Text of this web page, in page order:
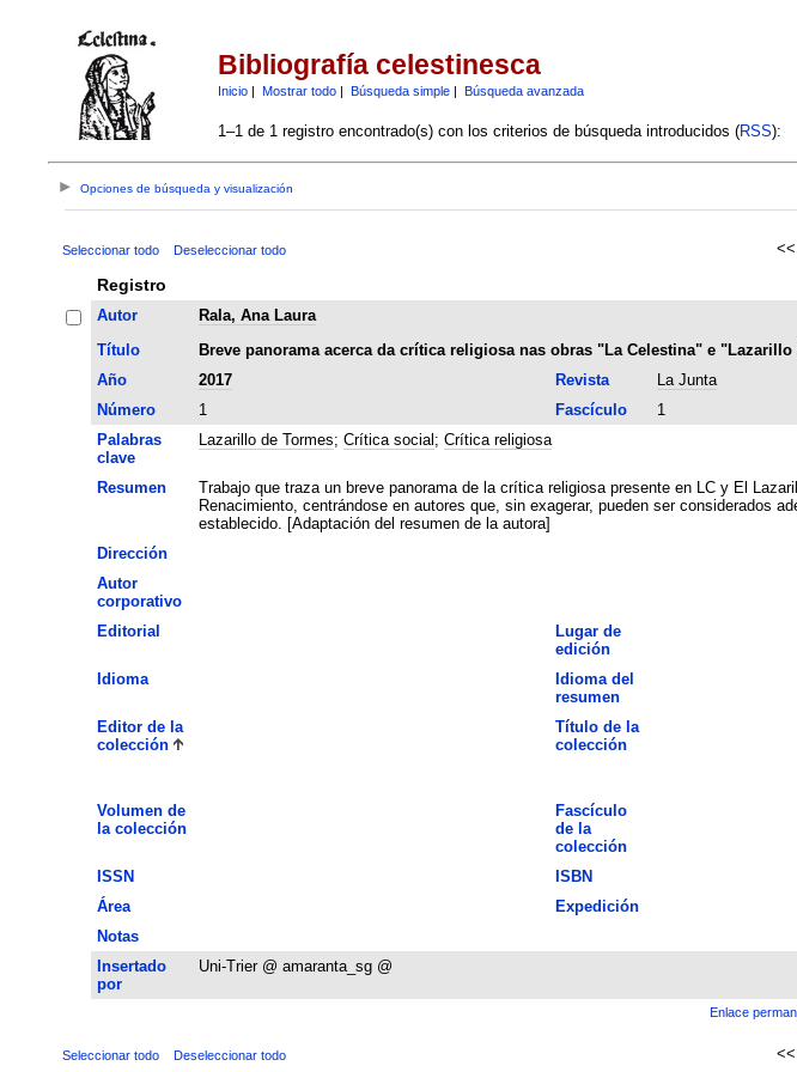
Bibliografía celestinesca
Inicio| Mostrar todo| Búsqueda simple| Búsqueda avanzada
1–1 de 1 registro encontrado(s) con los criterios de búsqueda introducidos (RSS):
Opciones de búsqueda y visualización
Seleccionar todo Deseleccionar todo <<
Registro
Autor
Rala, Ana Laura
Título
Breve panorama acerca da crítica religiosa nas obras "La Celestina" e "Lazarillo
Año
2017 Revista La Junta
Número
1 Fascículo 1
Palabras
clave
Lazarillo de Tormes; Crítica social ; Crítica religiosa
Resumen
Trabajo que traza un breve panorama de la crítica religiosa presente en LC y El
Renacimiento, centrándose en autores que, sin exagerar, pueden ser considerados
establecido. [Adaptación del resumen de la autora]
Dirección
Autor
corporativo
Editorial
Lugar de
edición
Idioma
Idioma del
resumen
Editor de la
colección
Título de la
colección
Volumen de
la colección
Fascículo
de la
colección
ISSN ISBN
Área
Expedición
Notas
Insertado
por
Uni-Trier @ amaranta_sg @
Enlace
Seleccionar todo Deseleccionar todo <<